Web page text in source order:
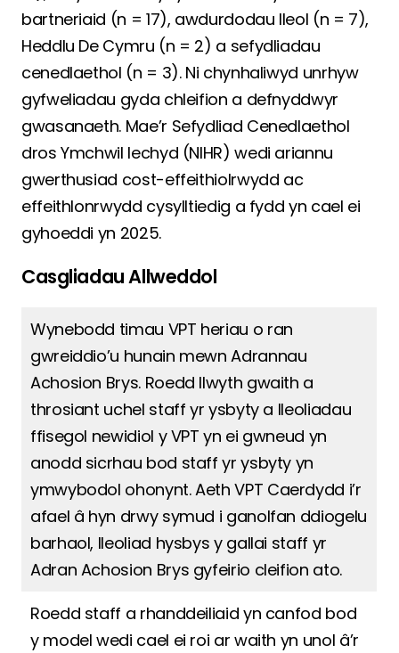
bartneriaid (n = 17), awdurdodau lleol (n = 7),
Heddlu De Cymru (n = 2) a sefydliadau
cenedlaethol (n = 3). Ni chynhaliwyd unrhyw
gyfweliadau gyda chleifion a defnyddwyr
gwasanaeth. Mae’r Sefydliad Cenedlaethol
dros Ymchwil Iechyd (NIHR) wedi ariannu
gwerthusiad cost-effeithiolrwydd ac
effeithlonrwydd cysylltiedig a fydd yn cael ei
gyhoeddi yn 2025.
Casgliadau Allweddol
Wynebodd timau VPT heriau o ran
gwreiddio’u hunain mewn Adrannau
Achosion Brys. Roedd llwyth gwaith a
throsiant uchel staff yr ysbyty a lleoliadau
ffisegol newidiol y VPT yn ei gwneud yn
anodd sicrhau bod staff yr ysbyty yn
ymwybodol ohonynt. Aeth VPT Caerdydd i’r
afael â hyn drwy symud i ganolfan ddiogelu
barhaol, lleoliad hysbys y gallai staff yr
Adran Achosion Brys gyfeirio cleifion ato.
Roedd staff a rhanddeiliaid yn canfod bod
y model wedi cael ei roi ar waith yn unol â’r